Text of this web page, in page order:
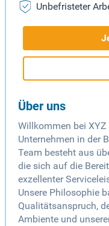
Unbefristeter
Über uns
Willkommen bei
Unternehmen in der
Team besteht aus
die sich auf die
exzellenter
Unsere Philosophie
Qualitätsanspruch,
Ambiente und